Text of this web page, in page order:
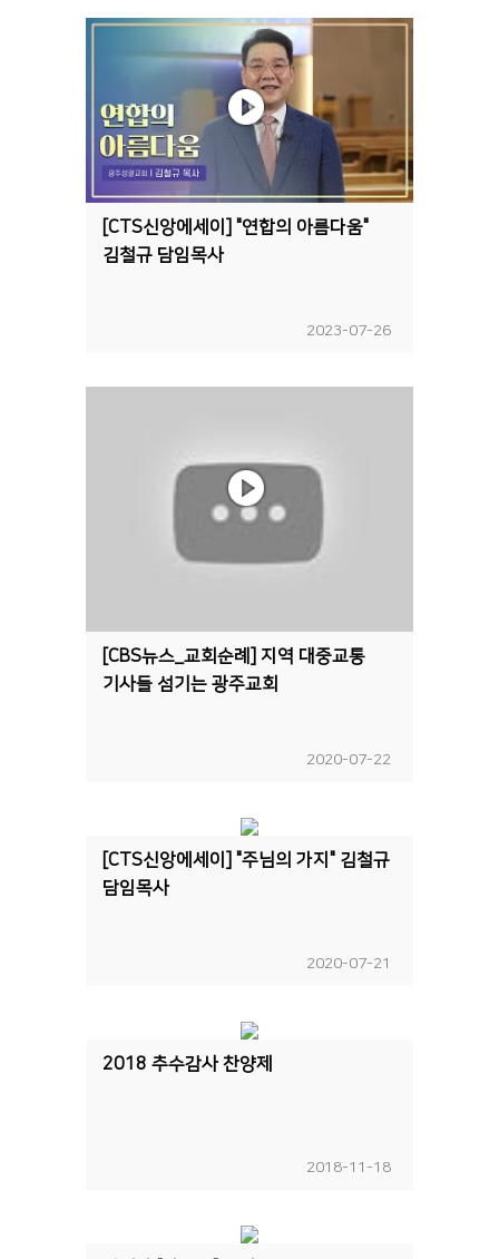
[CTS신앙에세이] "연합의 아름다움"
김철규 담임목사
2023-07-26
[CBS뉴스_교회순례] 지역 대중교통
기사들 섬기는 광주교회
2020-07-22
[CTS신앙에세이] "주님의 가지" 김철규
담임목사
2020-07-21
2018 추수감사 찬양제
2018-11-18